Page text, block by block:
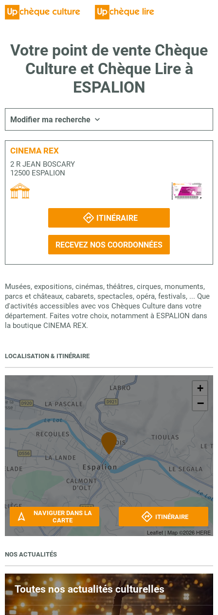
Votre point de vente Chèque
Culture et Chèque Lire à
ESPALION
Modifier ma recherche
CINEMA REX
2 R JEAN BOSCARY
12500 ESPALION
ITINÉRAIRE
RECEVEZ NOS COORDONNÉES
Musées, expositions, cinémas, théâtres, cirques, monuments,
parcs et châteaux, cabarets, spectacles, opéra, festivals, ... Que
d'activités accessibles avec vos Chèques Culture dans votre
département. Faites votre choix, notamment à ESPALION dans
la boutique CINEMA REX.
LOCALISATION & ITINÉRAIRE
+
−
Leaflet | Map ©2026 HERE
NAVIGUER DANS LA
CARTE
ITINÉRAIRE
NOS ACTUALITÉS
Toutes nos actualités culturelles